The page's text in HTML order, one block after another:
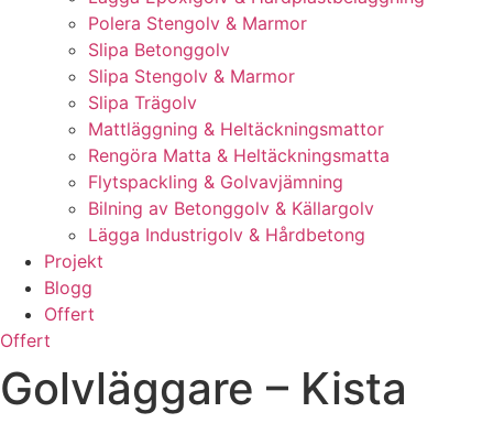
Polera Stengolv & Marmor
Slipa Betonggolv
Slipa Stengolv & Marmor
Slipa Trägolv
Mattläggning & Heltäckningsmattor
Rengöra Matta & Heltäckningsmatta
Flytspackling & Golvavjämning
Bilning av Betonggolv & Källargolv
Lägga Industrigolv & Hårdbetong
Projekt
Blogg
Offert
Offert
Golvläggare – Kista